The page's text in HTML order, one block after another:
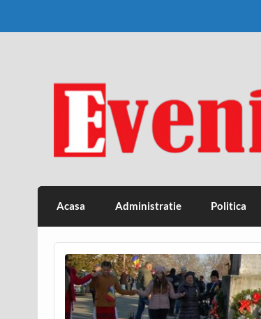
Eveniment Valcean
Acasa Administratie Politica